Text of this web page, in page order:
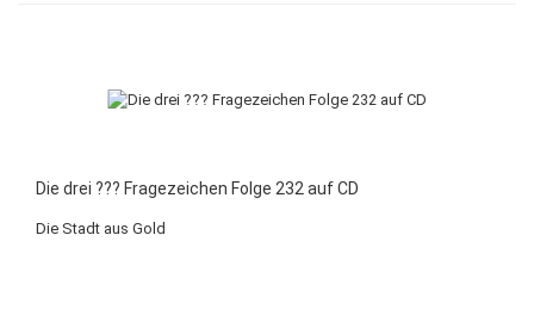
Die drei ??? Fragezeichen Folge 232 auf CD
Die Stadt aus Gold